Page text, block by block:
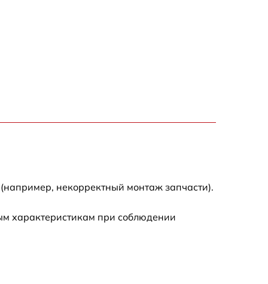
некорректный монтаж запчасти).
характеристикам при соблюдении